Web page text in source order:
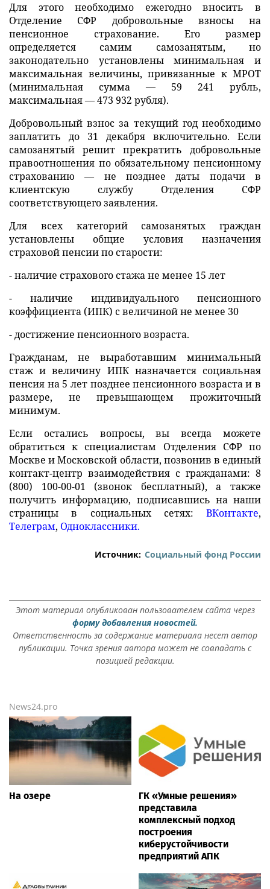
Для этого необходимо ежегодно вносить в
Отделение СФР добровольные взносы на
пенсионное страхование. Его размер
определяется самим самозанятым, но
законодательно установлены минимальная и
максимальная величины, привязанные к МРОТ
(минимальная сумма — 59 241 рубль,
максимальная — 473 932 рубля).
Добровольный взнос за текущий год необходимо
заплатить до 31 декабря включительно. Если
самозанятый решит прекратить добровольные
правоотношения по обязательному пенсионному
страхованию — не позднее даты подачи в
клиентскую службу Отделения СФР
соответствующего заявления.
Для всех категорий самозанятых граждан
установлены общие условия назначения
страховой пенсии по старости:
- наличие страхового стажа не менее 15 лет
- наличие индивидуального пенсионного
коэффициента (ИПК) с величиной не менее 30
- достижение пенсионного возраста.
Гражданам, не выработавшим минимальный
стаж и величину ИПК назначается социальная
пенсия на 5 лет позднее пенсионного возраста и в
размере, не превышающем прожиточный
минимум.
Если остались вопросы, вы всегда можете
обратиться к специалистам Отделения СФР по
Москве и Московской области, позвонив в единый
контакт-центр взаимодействия с гражданами: 8
(800) 100-00-01 (звонок бесплатный), а также
получить информацию, подписавшись на наши
страницы в социальных сетях: ВКонтакте,
Телеграм, Одноклассники.
Источник: Социальный фонд России
Этот материал опубликован пользователем сайта через
форму добавления новостей.
Ответственность за содержание материала несет автор
публикации. Точка зрения автора может не совпадать с
позицией редакции.
News24.pro
На озере
ГК «Умные решения»
представила
комплексный подход
построения
киберустойчивости
предприятий АПК